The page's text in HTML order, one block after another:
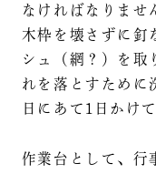
なければなりませ
木枠を壊さずに釘
シュ（網？）を取
れを落とすために
日にあて1日かけ
作業台として、行